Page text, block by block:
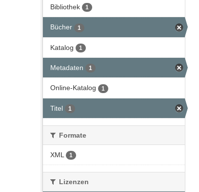
Bibliothek 1
Bücher 1
Katalog 1
Metadaten 1
Online-Katalog 1
Titel 1
Formate
XML 1
Lizenzen